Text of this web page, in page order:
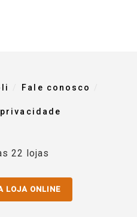
Fale conosco
22 lojas
LOJA ONLINE